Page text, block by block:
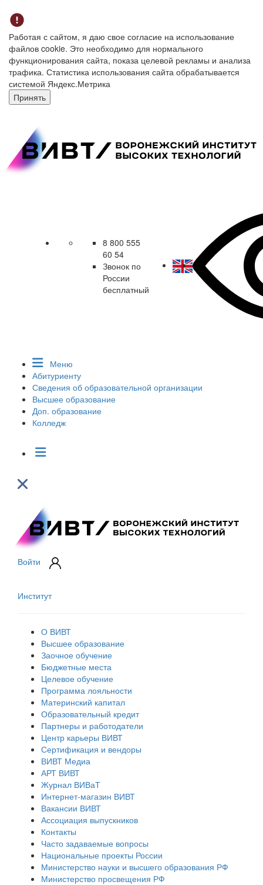
Работая с сайтом, я даю свое согласие на использование
файлов cookie. Это необходимо для нормального
функционирования сайта, показа целевой рекламы и анализа
трафика. Статистика использования сайта обрабатывается
системой Яндекс.Метрика
Принять
8 800 555
60 54
Звонок по
России
бесплатный
Меню
Абитуриенту
Сведения об образовательной организации
Высшее образование
Доп. образование
Колледж
Войти
Институт
О ВИВТ
Высшее образование
Заочное обучение
Бюджетные места
Целевое обучение
Программа лояльности
Материнский капитал
Образовательный кредит
Партнеры и работодатели
Центр карьеры ВИВТ
Сертификация и вендоры
ВИВТ Медиа
АРТ ВИВТ
Журнал ВИВаТ
Интернет-магазин ВИВТ
Вакансии ВИВТ
Ассоциация выпускников
Контакты
Часто задаваемые вопросы
Национальные проекты России
Министерство науки и высшего образования РФ
Министерство просвещения РФ